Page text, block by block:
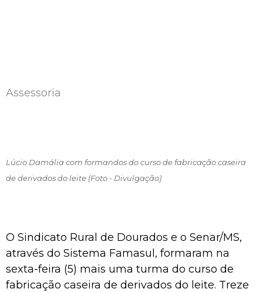
Assessoria
Lúcio Damália com formandos do curso de fabricação caseira
de derivados do leite (Foto - Divulgação)
O Sindicato Rural de Dourados e o Senar/MS,
através do Sistema Famasul, formaram na
sexta-feira (5) mais uma turma do curso de
fabricação caseira de derivados do leite. Treze